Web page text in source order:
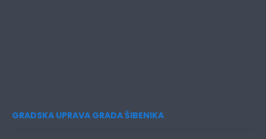
GRADSKA UPRAVA GRADA ŠIBENIKA